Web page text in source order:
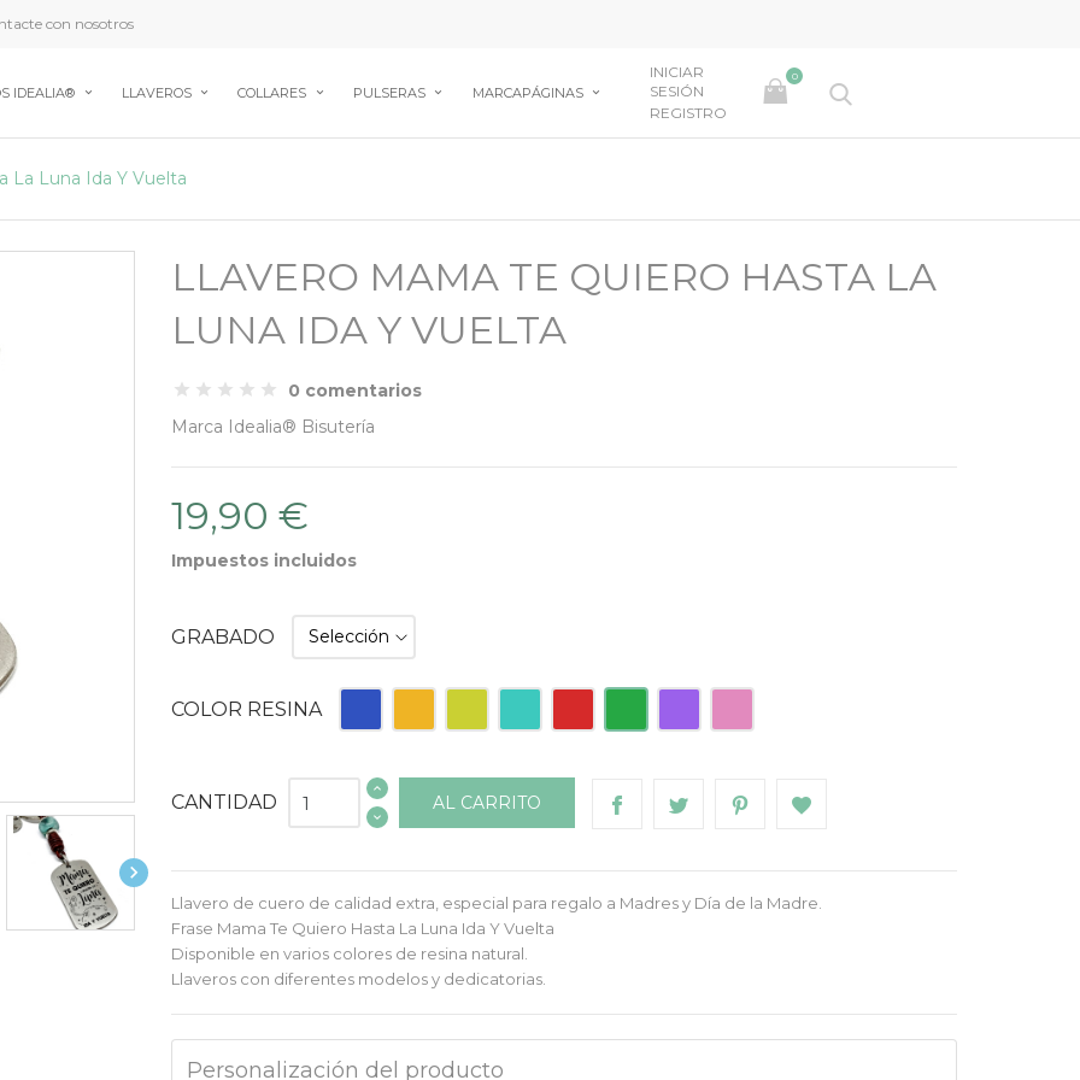
con nosotros
IDEALIA® LLAVEROS COLLARES PULSERAS MARCAPÁGINAS
INICIAR
SESIÓN
REGISTRO
0
La Luna Ida Y Vuelta

LLAVERO MAMA TE QUIERO HASTA LA
LUNA IDA Y VUELTA
0 comentarios
Marca Idealia® Bisutería
19,90 €
Impuestos incluidos
GRABADO
COLOR RESINA Naranja PistachoTurquesaRoja Morado
CANTIDAD AL CARRITO
Llavero de cuero de calidad extra, especial para regalo a Madres y Día de la Madre.
Frase Mama Te Quiero Hasta La Luna Ida Y Vuelta
Disponible en varios colores de resina natural.
Llaveros con diferentes modelos y dedicatorias.
Personalización del producto